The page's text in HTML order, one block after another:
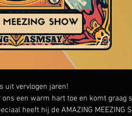
uit vervlogen jaren!
een warm hart toe en komt graag
heeft hij de AMAZING MEEZING